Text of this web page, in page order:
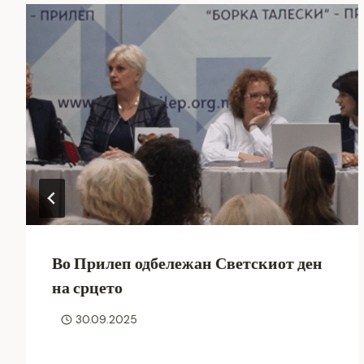
Во Прилеп одбележан Светскиот ден
на срцето
30.09.2025